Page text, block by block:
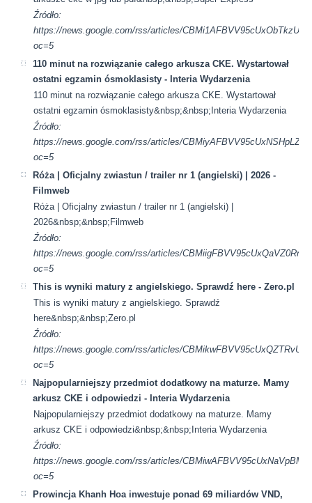
Źródło:
https://news.google.com/rss/articles/
oc=5
110 minut na rozwiązanie całego arkusza CKE. Wystartował
ostatni egzamin ósmoklasisty - Interia Wydarzenia
110 minut na rozwiązanie całego arkusza CKE. Wystartował
ostatni egzamin ósmoklasisty&nbsp;&nbsp;Interia Wydarzenia
Źródło:
https://news.google.com/rss/articles/
oc=5
Róża | Oficjalny zwiastun / trailer nr 1 (angielski) | 2026 -
Filmweb
Róża | Oficjalny zwiastun / trailer nr 1 (angielski) |
2026&nbsp;&nbsp;Filmweb
Źródło:
https://news.google.com/rss/articles/
oc=5
This is wyniki matury z angielskiego. Sprawdź here - Zero.pl
This is wyniki matury z angielskiego. Sprawdź
here&nbsp;&nbsp;Zero.pl
Źródło:
https://news.google.com/rss/articles/
oc=5
Najpopularniejszy przedmiot dodatkowy na maturze. Mamy
arkusz CKE i odpowiedzi - Interia Wydarzenia
Najpopularniejszy przedmiot dodatkowy na maturze. Mamy
arkusz CKE i odpowiedzi&nbsp;&nbsp;Interia Wydarzenia
Źródło:
https://news.google.com/rss/articles/
oc=5
Prowincja Khanh Hoa inwestuje ponad 69 miliardów VND,